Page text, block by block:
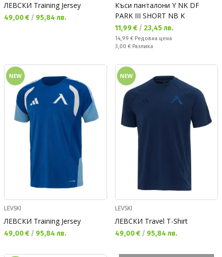
ЛЕВСКИ Training Jersey
Текуща цена:
49,00 € / 95,84 лв.
Къси панталони Y NK DF
PARK III SHORT NB K
Текуща цена:
11,99 € / 23,45 лв.
Редовна цена:
14,99 € Редовна цена
Спестявате:
3,00 € Разлика
NEW
LEVSKI
ЛЕВСКИ Training Jersey
Текуща цена:
49,00 € / 95,84 лв.
NEW
LEVSKI
ЛЕВСКИ Travel T-Shirt
Текуща цена:
49,00 € / 95,84 лв.